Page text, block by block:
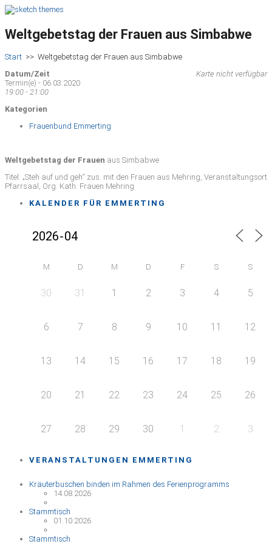
Weltgebetstag der Frauen aus Simbabwe
Start >> Weltgebetstag der Frauen aus Simbabwe
Karte nicht verfügbar
Datum/Zeit
Termin(e) - 06.03.2020
19:00 - 21:00
Kategorien
Frauenbund Emmerting
Weltgebetstag der Frauen aus Simbabwe
Titel: „Steh auf und geh“ zus. mit den Frauen aus Mehring, Veranstaltungsort
Pfarrsaal, Org. Kath. Frauen Mehring
KALENDER FÜR EMMERTING
M D M D F S S
30 31 1 2 3 4 5
6 7 8 9 10 11 12
13 14 15 16 17 18 19
20 21 22 23 24 25 26
27 28 29 30 1 2 3
VERANSTALTUNGEN EMMERTING
Kräuterbuschen binden im Rahmen des Ferienprogramms
14.08.2026
Stammtisch
01.10.2026
Stammtisch